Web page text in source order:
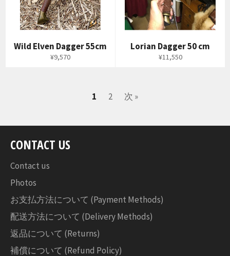
Wild Elven Dagger 55cm
通
¥9,570
Lorian Dagger 50 cm
通
¥11,550
1 2 次 »
CONTACT US
Contact us
Photos
お支払方法について (Payment Methods)
配送方法について (Delivery Methods)
返品について (Returns)
補償について (Refund Policy)